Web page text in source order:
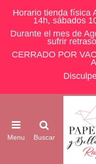
Horario tienda física
14h, sábados
Durante el mes de
sufrir
CERRADO POR
Menu Buscar